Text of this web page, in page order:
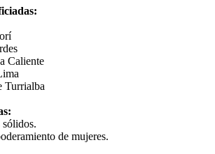
Caliente
Turrialba
sólidos.
de mujeres.